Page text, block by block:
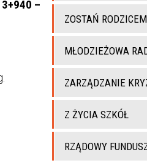
–
ZOSTAŃ
MŁODZIEŻOWA
ZARZĄDZANIE
Z ŻYCIA SZKÓŁ
RZĄDOWY